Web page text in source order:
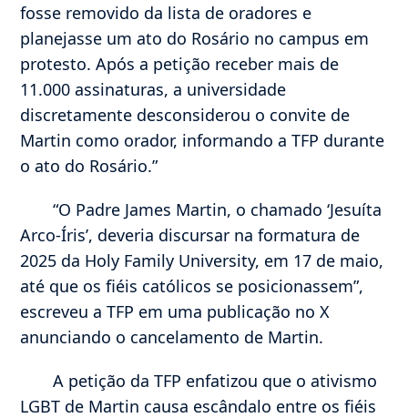
fosse removido da lista de oradores e
planejasse um ato do Rosário no campus em
protesto. Após a petição receber mais de
11.000 assinaturas, a universidade
discretamente desconsiderou o convite de
Martin como orador, informando a TFP durante
o ato do Rosário.”
“O Padre James Martin, o chamado ‘Jesuíta
Arco-Íris’, deveria discursar na formatura de
2025 da Holy Family University, em 17 de maio,
até que os fiéis católicos se posicionassem”,
escreveu a TFP em uma publicação no X
anunciando o cancelamento de Martin.
A petição da TFP enfatizou que o ativismo
LGBT de Martin causa escândalo entre os fiéis